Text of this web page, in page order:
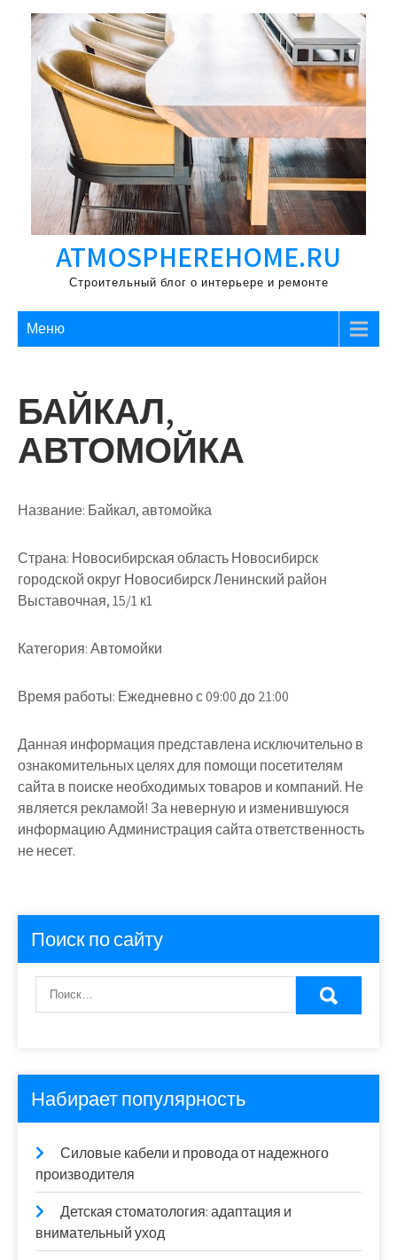
Перейти
содержимому
ATMOSPHEREHOME.RU
Строительный блог о интерьере и ремонте
Меню
БАЙКАЛ,
АВТОМОЙКА
Название: Байкал, автомойка
Страна: Новосибирская область Новосибирск
городской округ Новосибирск Ленинский район
Выставочная, 15/1 к1
Категория:Автомойки
Время работы: Ежедневно с 09:00 до 21:00
Данная информация представлена исключительно в
ознакомительных целях для помощи посетителям
сайта в поиске необходимых товаров и компаний. Не
является рекламой! За неверную и изменившуюся
информацию Администрация сайта ответственность
не несет.
Поиск по сайту
Набирает популярность
Силовые кабели и провода от надежного
производителя
Детская стоматология: адаптация и
внимательный уход